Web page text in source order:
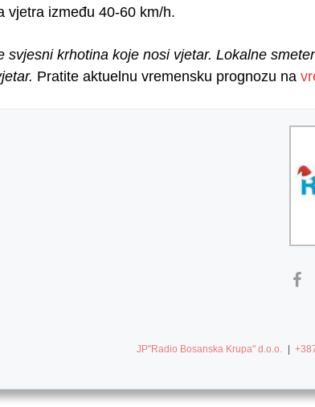
vjetra između 40-60 km/h.
svjesni krhotina koje nosi vjetar. Lokalne
Pratite aktuelnu vremensku prognozu na
JP"Radio Bosanska Krupa" d.o.o.